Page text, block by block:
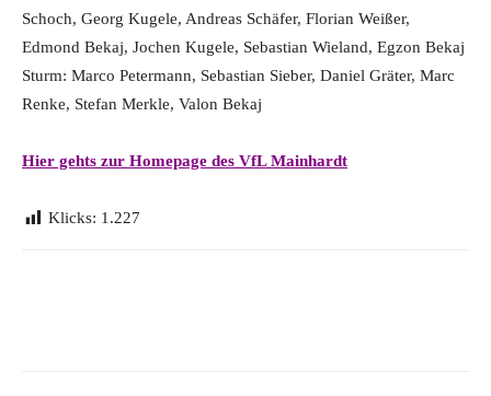
Schoch, Georg Kugele, Andreas Schäfer, Florian Weißer,
Edmond Bekaj, Jochen Kugele, Sebastian Wieland, Egzon Bekaj
Sturm: Marco Petermann, Sebastian Sieber, Daniel Gräter, Marc
Renke, Stefan Merkle, Valon Bekaj
Hier gehts zur Homepage des VfL Mainhardt
Klicks: 1.227